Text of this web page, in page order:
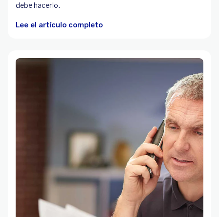
debe hacerlo.
Lee el artículo completo